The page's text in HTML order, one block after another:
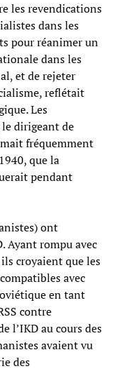
les revendications
dans les
pour réanimer un
dans les
et de rejeter
reflétait
Les
le dirigeant de
fréquemment
que la
pendant
ont
Ayant rompu avec
croyaient que les
avec
en tant
contre
l’IKD au cours des
avaient vu
des